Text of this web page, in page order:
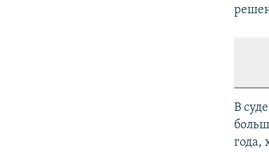
В
года,